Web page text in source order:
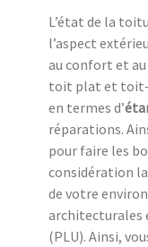
L’état de la
l’aspect
au confort et
toit plat et toit-
en termes d’
réparations.
pour faire les
considération
de votre
architecturales
(PLU). Ainsi,